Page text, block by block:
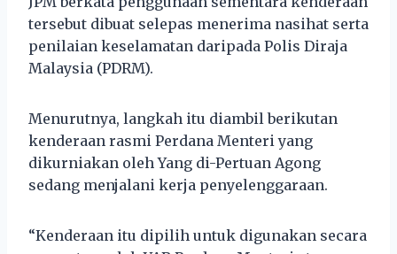
tersebut dibuat selepas menerima nasihat serta
penilaian keselamatan daripada Polis Diraja
Malaysia (PDRM).
Menurutnya, langkah itu diambil berikutan
kenderaan rasmi Perdana Menteri yang
dikurniakan oleh Yang di-Pertuan Agong
sedang menjalani kerja penyelenggaraan.
“Kenderaan itu dipilih untuk digunakan secara